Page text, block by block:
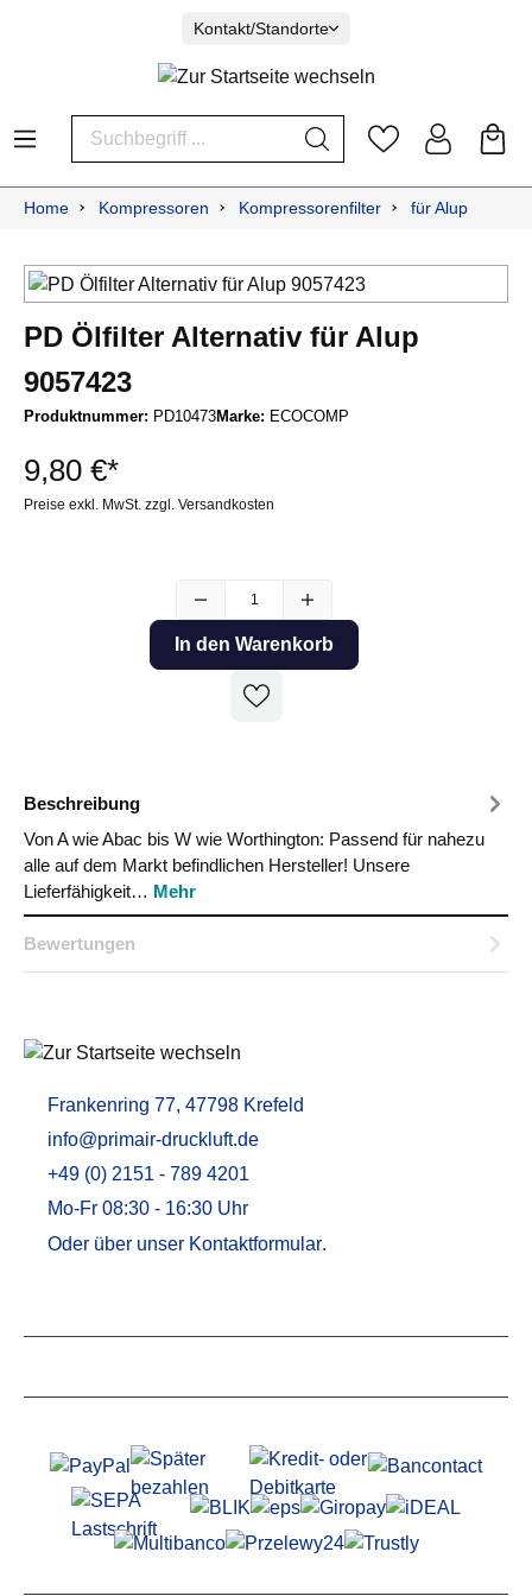
Kontakt/Standorte
Home Kompressoren Kompressorenfilter für Alup
PD Ölfilter Alternativ für Alup
9057423
Produktnummer: PD10473Marke: ECOCOMP
9,80 €*
Preise exkl. MwSt. zzgl. Versandkosten
In den Warenkorb
Beschreibung
Von A wie Abac bis W wie Worthington: Passend für nahezu
alle auf dem Markt befindlichen Hersteller! Unsere
Lieferfähigkeit… Mehr
Bewertungen
Frankenring 77, 47798 Krefeld
info@primair-druckluft.de
+49 (0) 2151 - 789 4201
Mo-Fr 08:30 - 16:30 Uhr
Oder über unser Kontaktformular.